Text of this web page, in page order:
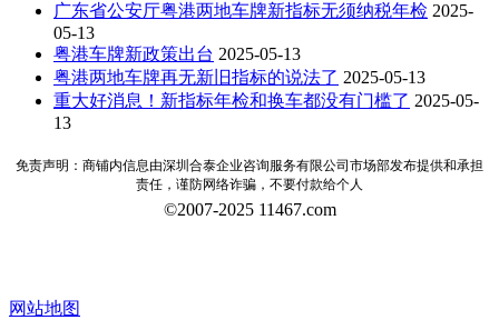
广东省公安厅粤港两地车牌新指标无须纳税年检 2025-
05-13
粤港车牌新政策出台 2025-05-13
粤港两地车牌再无新旧指标的说法了 2025-05-13
重大好消息！新指标年检和换车都没有门槛了 2025-05-
13
免责声明：商铺内信息由深圳合泰企业咨询服务有限公司市场部发布提供和承担
责任，谨防网络诈骗，不要付款给个人
©2007-2025 11467.com
网站地图